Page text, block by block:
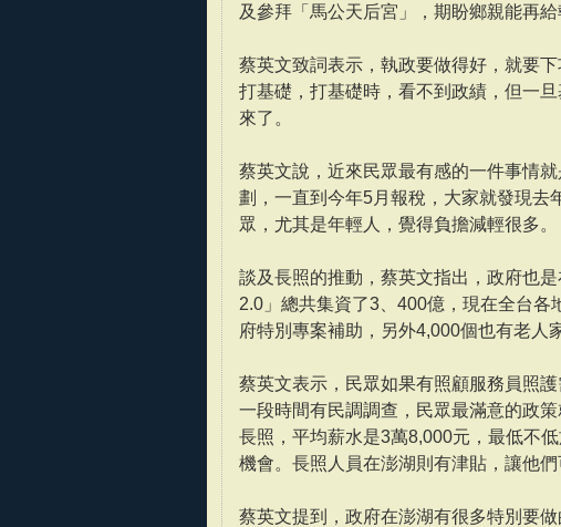
及參拜「馬公天后宮」，期盼鄉親能再
蔡英文致詞表示，執政要做得好，就要
打基礎，打基礎時，看不到政績，但一
來了。
蔡英文說，近來民眾最有感的一件事情
劃，一直到今年5月報稅，大家就發現去
眾，尤其是年輕人，覺得負擔減輕很多。
談及長照的推動，蔡英文指出，政府也
2.0」總共集資了3、400億，現在全台
府特別專案補助，另外4,000個也有老人
蔡英文表示，民眾如果有照顧服務員照
一段時間有民調調查，民眾最滿意的政
長照，平均薪水是3萬8,000元，最低不
機會。長照人員在澎湖則有津貼，讓他們
蔡英文提到，政府在澎湖有很多特別要